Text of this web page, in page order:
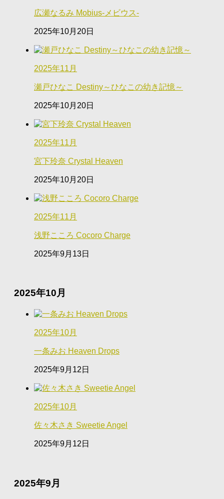
広瀬なるみ Mobius-メビウス-
2025年10月20日
2025年11月
瀬戸ひなこ Destiny～ひなこの幼き記憶～
2025年10月20日
2025年11月
宮下玲奈 Crystal Heaven
2025年10月20日
2025年11月
浅野こころ Cocoro Charge
2025年9月13日
2025年10月
2025年10月
一条みお Heaven Drops
2025年9月12日
2025年10月
佐々木さき Sweetie Angel
2025年9月12日
2025年9月